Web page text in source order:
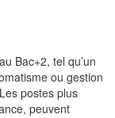
Bac+2, tel qu’un
ou gestion
postes plus
peuvent